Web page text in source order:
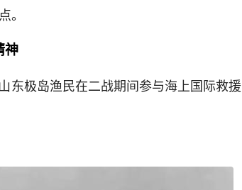
。
神
东极岛渔民在二战期间参与海上国际救援